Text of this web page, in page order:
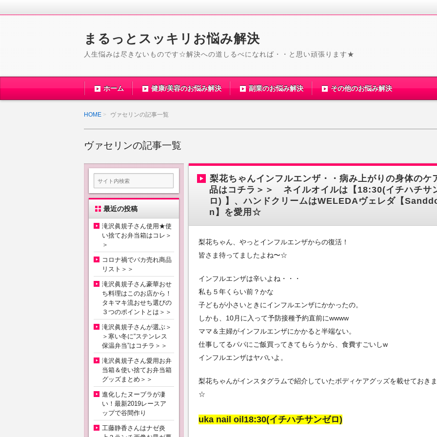
まるっとスッキリお悩み解決
人生悩みは尽きないものです☆解決への道しるべになれば・・と思い頑張ります★
ホーム 健康/美容のお悩み解決 副業のお悩み解決 その他のお悩み解決
HOME ヴァセリンの記事一覧
ヴァセリンの記事一覧
梨花ちゃんインフルエンザ・・病み上がりの身体のケ
品はコチラ＞＞ ネイルオイルは【18:30(イチハチサ
ロ) 】、ハンドクリームはWELEDAヴェレダ【
n】を愛用☆
梨花ちゃん、やっとインフルエンザからの復活！
皆さま待ってましたよね〜☆
インフルエンザは辛いよね・・・
私も５年くらい前？かな
子どもが小さいときにインフルエンザにかかったの。
しかも、10月に入って予防接種予約直前にwwww
ママ＆主婦がインフルエンザにかかると半端ない。
仕事してるパパにご飯買ってきてもらうから、食費すごいしw
インフルエンザはヤバいよ。
梨花ちゃんがインスタグラムで紹介していたボディケアグッズを載せておき
☆
uka nail oil18:30(イチハチサンゼロ)
最近の投稿
滝沢眞規子さん使用★使
い捨てお弁当箱はコレ＞
＞
コロナ禍でバカ売れ商品
リスト＞＞
滝沢眞規子さん豪華おせ
ち料理はこのお店から！
タキマキ流おせち選びの
３つのポイントとは＞＞
滝沢眞規子さんが選ぶ＞
＞寒い冬に“ステンレス
保温弁当”はコチラ＞＞
滝沢眞規子さん愛用お弁
当箱＆使い捨てお弁当箱
グッズまとめ＞＞
進化したヌーブラが凄
い！最新2019レースア
ップで谷間作り
工藤静香さんはナゼ炎